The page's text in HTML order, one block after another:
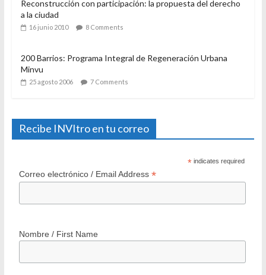
Reconstrucción con participación: la propuesta del derecho
a la ciudad
16 junio 2010 8 Comments
200 Barrios: Programa Integral de Regeneración Urbana
Minvu
25 agosto 2006 7 Comments
Recibe INVItro en tu correo
* indicates required
Correo electrónico / Email Address *
Nombre / First Name